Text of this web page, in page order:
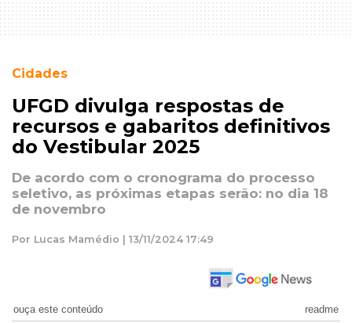
Cidades
UFGD divulga respostas de
recursos e gabaritos definitivos
do Vestibular 2025
De acordo com o cronograma do processo
seletivo, as próximas etapas serão: no dia 18
de novembro
Por Lucas Mamédio | 13/11/2024 17:49
ouça este conteúdo readme